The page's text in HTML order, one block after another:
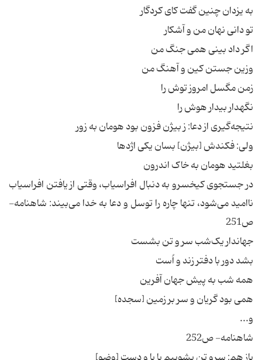
به یزدان چنین گفت کای کردگار
تو دانی نهان من و آشکار
اگر داد بینی همی جنگ من
وزین جستن کین و آهنگ من
زمن مگسل امروز توش را
نگهدار بیدار هوش را
نتیجه‌گیری از دعا: ز بیژن فزون بود هومان به زور
ولی: فکندش [بیژن] بسان یکی اژدها
بغلتید هومان به خاک اندرون
در جستجوی کیخسرو به دنبال افراسیاب، وقتی از یافتن افراسیاب
ناامید می‌شود، تنها چاره را توسل و دعا به خدا می‌بیند: شاهنامه-
ص251
جهاندار یک‌شب سر و تن بشست
بشد دور با دفتر زند و اُست
همه شب به پیش جهان آفرین
همی بود گریان و سر بر زمین [سجده]
و...
شاهنامه- ص252